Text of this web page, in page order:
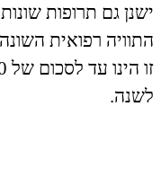
ישנן גם תרופות
התוויה רפואית
לשנה.